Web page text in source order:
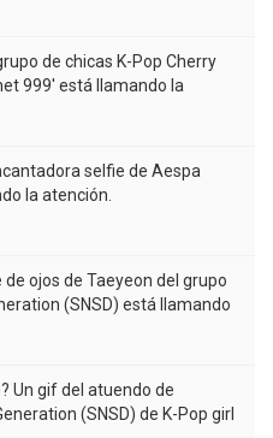
de chicas K-Pop Cherry
999' está llamando la
selfie de Aespa
la atención.
de ojos de Taeyeon del grupo
(SNSD) está llamando
Un gif del atuendo de
(SNSD) de K-Pop girl